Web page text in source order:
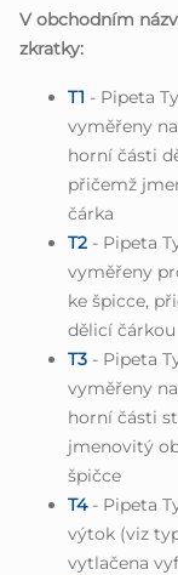
V obchodním
zkratky:
T1 - Pipeta
vyměřeny
horní části
přičemž
čárka
T2 - Pipeta
vyměřeny
ke špicce,
dělicí čárkou
T3 - Pipeta
vyměřeny
horní části
jmenovitý
špičce
T4- Pipeta
výtok (viz
vytlačena